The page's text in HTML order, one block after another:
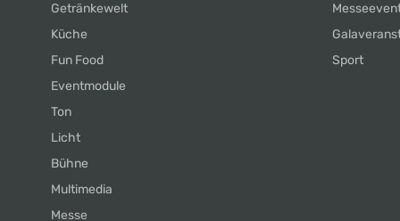
Getränkewelt
Küche
Fun Food
Eventmodule
Ton
Licht
Bühne
Multimedia
Messe
Sport